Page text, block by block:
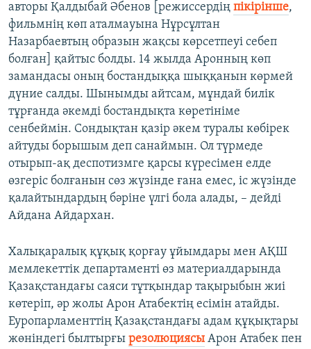
авторы Қалдыбай Әбенов [режиссердің пікірінше,
фильмнің көп аталмауына Нұрсұлтан
Назарбаевтың образын жақсы көрсетпеуі себеп
болған] қайтыс болды. 14 жылда Аронның көп
замандасы оның бостандыққа шыққанын көрмей
дүние салды. Шынымды айтсам, мұндай билік
тұрғанда әкемді бостандықта көретініме
сенбеймін. Сондықтан қазір әкем туралы көбірек
айтуды борышым деп санаймын. Ол түрмеде
отырып-ақ деспотизмге қарсы күресімен елде
өзгеріс болғанын сөз жүзінде ғана емес, іс жүзінде
қалайтындардың бәріне үлгі бола алады, – дейді
Айдана Айдархан.
Халықаралық құқық қорғау ұйымдары мен АҚШ
мемлекеттік департаменті өз материалдарында
Қазақстандағы саяси тұтқындар тақырыбын жиі
көтеріп, әр жолы Арон Атабектің есімін атайды.
Еуропарламенттің Қазақстандағы адам құқықтары
жөніндегі былтырғы резолюциясы Арон Атабек пен